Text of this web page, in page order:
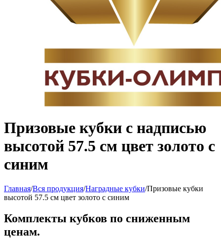
Призовые кубки с надписью
высотой 57.5 см цвет золото с
синим
Главная/Вся продукция/Наградные кубки/Призовые кубки
высотой 57.5 см цвет золото с синим
Комплекты кубков по сниженным
ценам.